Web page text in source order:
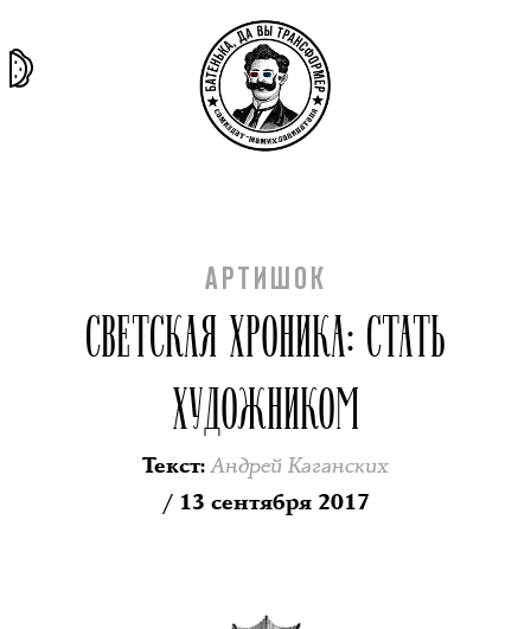
АРТИШОК
СВЕТСКАЯ ХРОНИКА: СТАТЬ
ХУДОЖНИКОМ
Текст:Андрей Каганских
/ 13 сентября 2017